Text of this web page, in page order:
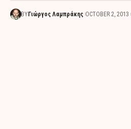
BY Γιώργος Λαμπράκης OCTOBER 2, 2013